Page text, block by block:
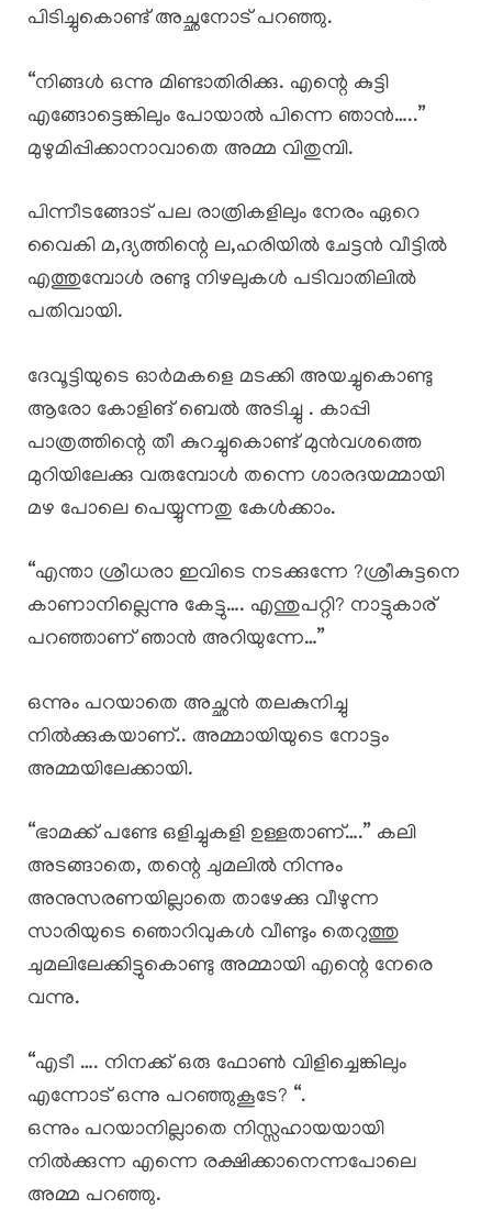
പിടിച്ചുകൊണ്ട് അച്ഛനോട് പറഞ്ഞു.
“നിങ്ങൾ ഒന്നു മിണ്ടാതിരിക്കു. എന്റെ കുട്ടി
എങ്ങോട്ടെങ്കിലും പോയാൽ പിന്നെ ഞാൻ…..”
മുഴുമിപ്പിക്കാനാവാതെ അമ്മ വിതുമ്പി.
പിന്നീടങ്ങോട് പല രാത്രികളിലും നേരം ഏറെ
വൈകി മ,ദ്യത്തിന്റെ ല,ഹരിയിൽ ചേട്ടൻ വീട്ടിൽ
എത്തുമ്പോൾ രണ്ടു നിഴലുകൾ പടിവാതിലിൽ
പതിവായി.
ദേവൂട്ടിയുടെ ഓർമകളെ മടക്കി അയച്ചുകൊണ്ടു
ആരോ കോളിങ് ബെൽ അടിച്ചു . കാപ്പി
പാത്രത്തിന്റെ തീ കുറച്ചുകൊണ്ട് മുൻവശത്തെ
മുറിയിലേക്കു വരുമ്പോൾ തന്നെ ശാരദയമ്മായി
മഴ പോലെ പെയ്യുന്നതു കേൾക്കാം.
“എന്താ ശ്രീധരാ ഇവിടെ നടക്കുന്നേ ?ശ്രീകുട്ടനെ
കാണാനില്ലെന്നു കേട്ടു…. എന്തുപറ്റി? നാട്ടുകാര്
പറഞ്ഞാണ് ഞാൻ അറിയുന്നേ…”
ഒന്നും പറയാതെ അച്ഛൻ തലകുനിച്ചു
നിൽക്കുകയാണ്.. അമ്മായിയുടെ നോട്ടം
അമ്മയിലേക്കായി.
“ഭാമക്ക് പണ്ടേ ഒളിച്ചുകളി ഉള്ളതാണ്‌….” കലി
അടങ്ങാതെ, തന്റെ ചുമലിൽ നിന്നും
അനുസരണയില്ലാതെ താഴേക്കു വീഴുന്ന
സാരിയുടെ ഞൊറിവുകൾ വീണ്ടും തെറുത്തു
ചുമലിലേക്കിട്ടുകൊണ്ടു അമ്മായി എന്റെ നേരെ
വന്നു.
“എടീ …. നിനക്ക് ഒരു ഫോൺ വിളിച്ചെങ്കിലും
എന്നോട് ഒന്നു പറഞ്ഞുകൂടേ? “.
ഒന്നും പറയാനില്ലാതെ നിസ്സഹായയായി
നിൽക്കുന്ന എന്നെ രക്ഷിക്കാനെന്നപോലെ
അമ്മ പറഞ്ഞു.